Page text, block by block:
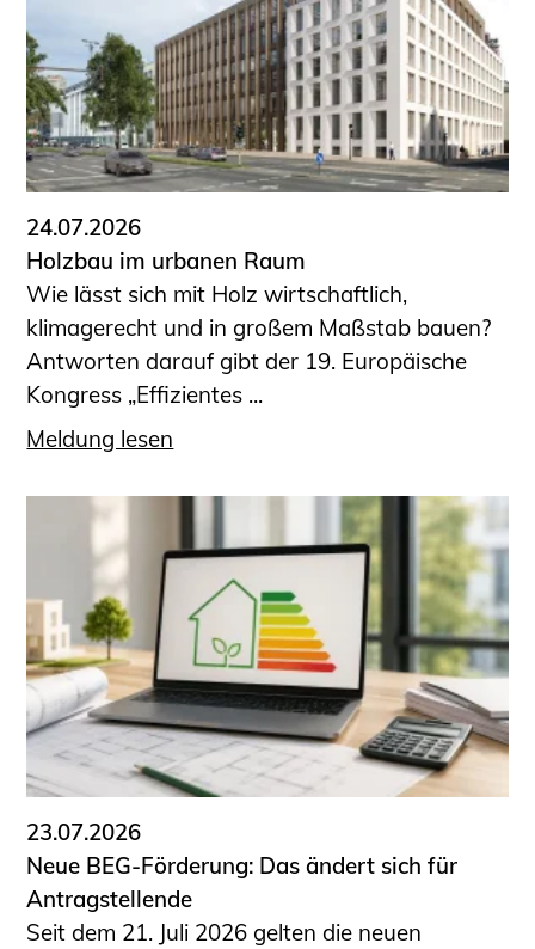
Wissenswertes für Studierende
Wettbewerbe für Studierende
BLING.BLING.
Kammer Newsletter
Presse
Kontakt und Anfahrt
Impressum
Datenschutz
Ingenieurakademie West
24.07.2026
Holzbau im urbanen Raum
Wie lässt sich mit Holz wirtschaftlich,
klimagerecht und in großem Maßstab bauen?
Antworten darauf gibt der 19. Europäische
Kongress „Effizientes ...
Meldung lesen
23.07.2026
Neue BEG-Förderung: Das ändert sich für
Antragstellende
Seit dem 21. Juli 2026 gelten die neuen